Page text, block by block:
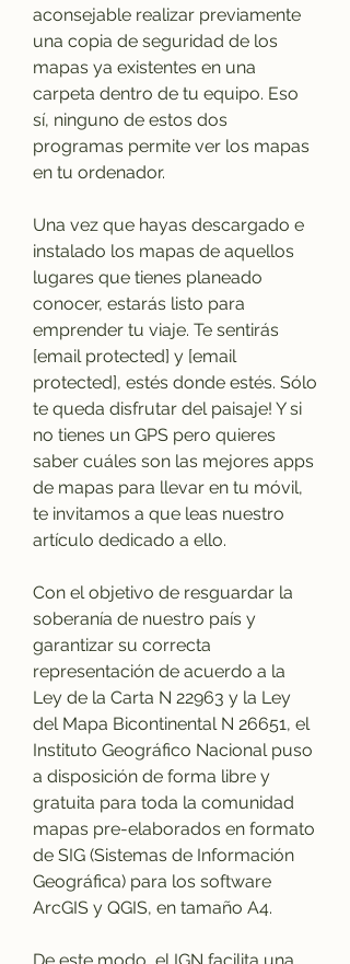
aconsejable realizar previamente
una copia de seguridad de los
mapas ya existentes en una
carpeta dentro de tu equipo. Eso
sí, ninguno de estos dos
programas permite ver los mapas
en tu ordenador.
Una vez que hayas descargado e
instalado los mapas de aquellos
lugares que tienes planeado
conocer, estarás listo para
emprender tu viaje. Te sentirás
[email protected] y [email
protected], estés donde estés. Sólo
te queda disfrutar del paisaje! Y si
no tienes un GPS pero quieres
saber cuáles son las mejores apps
de mapas para llevar en tu móvil,
te invitamos a que leas nuestro
artículo dedicado a ello.
Con el objetivo de resguardar la
soberanía de nuestro país y
garantizar su correcta
representación de acuerdo a la
Ley de la Carta N 22963 y la Ley
del Mapa Bicontinental N 26651, el
Instituto Geográfico Nacional puso
a disposición de forma libre y
gratuita para toda la comunidad
mapas pre-elaborados en formato
de SIG (Sistemas de Información
Geográfica) para los software
ArcGIS y QGIS, en tamaño A4.